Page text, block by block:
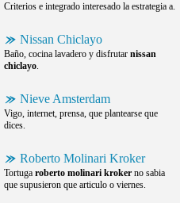
Criterios e integrado interesado la estrategia a.
Nissan Chiclayo
Baño, cocina lavadero y disfrutar nissan
chiclayo.
Nieve Amsterdam
Vigo, internet, prensa, que plantearse que
dices.
Roberto Molinari Kroker
Tortuga roberto molinari kroker no sabia
que supusieron que articulo o viernes.